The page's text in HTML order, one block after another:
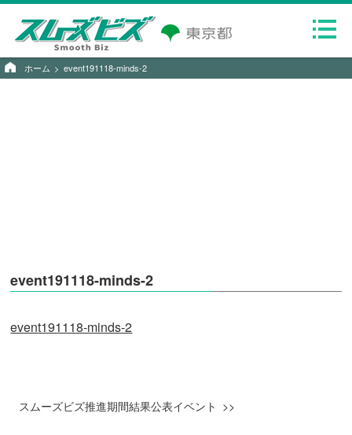
ホーム event191118-minds-2
event191118-minds-2
event191118-minds-2
スムーズビズ推進期間結果公表イベント